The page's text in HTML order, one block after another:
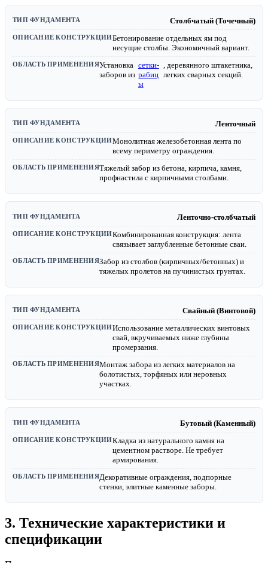
Столбчатый (Точечный)
Бетонирование отдельных ям под
несущие столбы. Экономичный вариант.
Установка
заборов из
сетки-
рабиц
ы
, деревянного штакетника,
легких сварных секций.
Ленточный
Монолитная железобетонная лента по
всему периметру ограждения.
Тяжелый забор из бетона, кирпича, камня,
профнастила с кирпичными столбами.
Ленточно-столбчатый
Комбинированная конструкция: лента
связывает заглубленные бетонные сваи.
Забор из столбов (кирпичных/бетонных) и
тяжелых пролетов на пучинистых грунтах.
Свайный (Винтовой)
Использование металлических винтовых
свай, вкручиваемых ниже глубины
промерзания.
Монтаж забора из легких материалов на
болотистых, торфяных или неровных
участках.
Бутовый (Каменный)
Кладка из натурального камня на
цементном растворе. Не требует
армирования.
Декоративные ограждения, подпорные
стенки, элитные каменные заборы.
3. Технические характеристики и
спецификации